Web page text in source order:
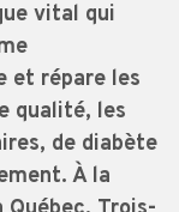
vital qui
et répare les
qualité, les
de diabète
À la